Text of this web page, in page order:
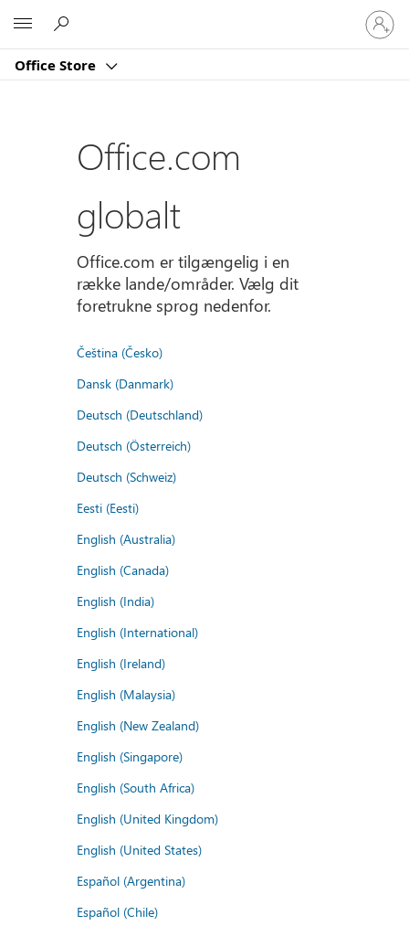
Office Store
Log
på
din
Office.com
globalt
Office.com er tilgængelig i en
række lande/områder. Vælg dit
foretrukne sprog nedenfor.
Čeština (Česko)
Dansk (Danmark)
Deutsch (Deutschland)
Deutsch (Österreich)
Deutsch (Schweiz)
Eesti (Eesti)
English (Australia)
English (Canada)
English (India)
English (International)
English (Ireland)
English (Malaysia)
English (New Zealand)
English (Singapore)
English (South Africa)
English (United Kingdom)
English (United States)
Español (Argentina)
Español (Chile)